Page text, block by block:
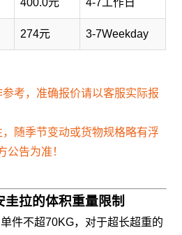
400.0元 4-7工作日
274元 3-7Weekday
考，准确报价请以客服实际报
随季节变动或货物规格略有浮
公告为准！
拉的体积重量限制
件不超70KG，对于超长超重的